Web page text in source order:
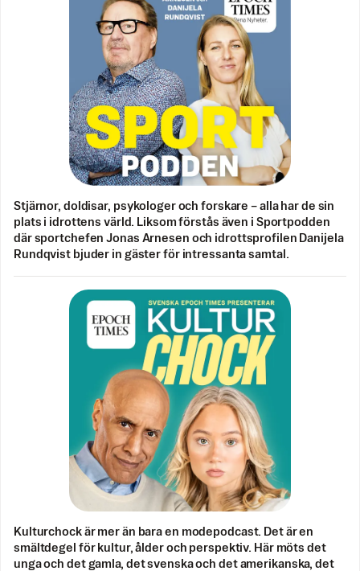
Stjärnor, doldisar, psykologer och forskare – alla har de sin
plats i idrottens värld. Liksom förstås även i Sportpodden
där sportchefen Jonas Arnesen och idrottsprofilen Danijela
Rundqvist bjuder in gäster för intressanta samtal.
Kulturchock är mer än bara en modepodcast. Det är en
smältdegel för kultur, ålder och perspektiv. Här möts det
unga och det gamla, det svenska och det amerikanska, det